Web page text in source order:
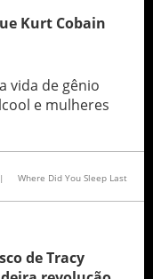
Kurt Cobain
vida de gênio
e mulheres
|
Where Did You Sleep Last
de Tracy